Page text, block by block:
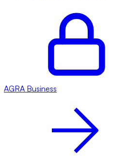
AGRA Business